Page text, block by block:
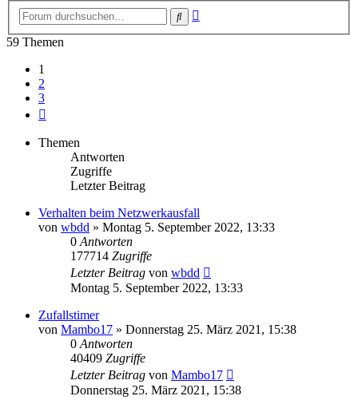
Suche
59 Themen
1
2
3
Themen
Antworten
Zugriffe
Letzter Beitrag
Verhalten beim Netzwerkausfall
von wbdd » Montag 5. September 2022, 13:33
0 Antworten
177714 Zugriffe
Letzter Beitrag von wbdd
Montag 5. September 2022, 13:33
Zufallstimer
von Mambo17 » Donnerstag 25. März 2021, 15:38
0 Antworten
40409 Zugriffe
Letzter Beitrag von Mambo17
Donnerstag 25. März 2021, 15:38